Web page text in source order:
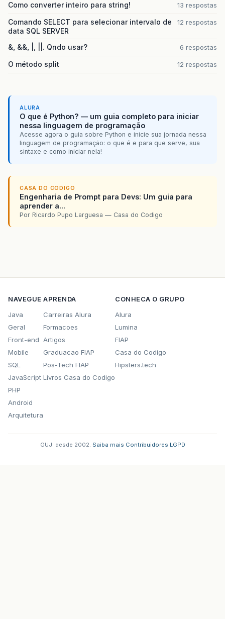
Como converter inteiro para string! 13 respostas
Comando SELECT para selecionar intervalo de
data SQL SERVER
12 respostas
&, &&, |, ||. Qndo usar? 6 respostas
O método split 12 respostas
ALURA
O que é Python? — um guia completo para iniciar
nessa linguagem de programação
Acesse agora o guia sobre Python e inicie sua jornada nessa
linguagem de programação: o que é e para que serve, sua
sintaxe e como iniciar nela!
CASA DO CODIGO
Engenharia de Prompt para Devs: Um guia para
aprender a...
Por Ricardo Pupo Larguesa — Casa do Codigo
NAVEGUE
Java
Geral
Front-end
Mobile
SQL
JavaScript
PHP
Android
Arquitetura
APRENDA
Carreiras Alura
Formacoes
Artigos
Graduacao FIAP
Pos-Tech FIAP
Livros Casa do Codigo
CONHECA O GRUPO
Alura
Lumina
FIAP
Casa do Codigo
Hipsters.tech
GUJ: desde 2002. Saiba mais Contribuidores LGPD